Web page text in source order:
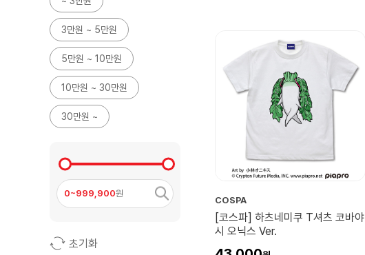
3만원 ~ 5만원
5만원 ~ 10만원
10만원 ~ 30만원
30만원 ~
0~999,900원
초기화
COSPA
[코스파] 하츠네미쿠 T셔츠 코바야
시 오닉스 Ver.